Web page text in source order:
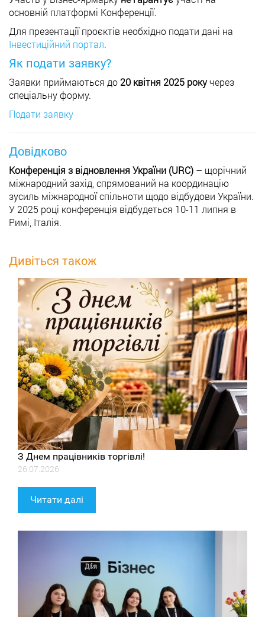
основній платформі Конференції.
Для презентації проєктів необхідно подати дані на
Інвестиційний портал.
Як подати заявку?
Заявки приймаються до 20 квітня 2025 рокучерез
спеціальну форму.
Подати заявку
Довідково
Конференція з відновлення України (URC) – щорічний
міжнародний захід, спрямований на координацію
зусиль міжнародної спільноти щодо відбудови України.
У 2025 році конференція відбудеться 10-11 липня в
Римі, Італія.
Дивіться також
З Днем працівників торгівлі!
26.07.2026
Читати далі